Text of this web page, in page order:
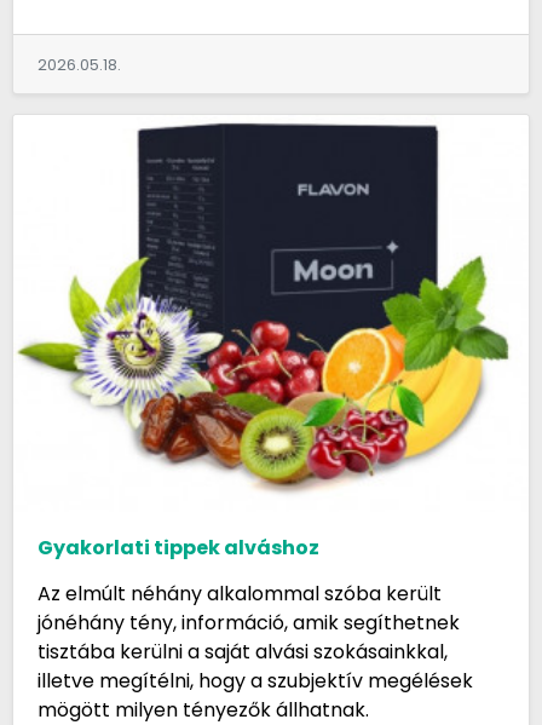
2026.05.18.
Gyakorlati tippek alváshoz
Az elmúlt néhány alkalommal szóba került
jónéhány tény, információ, amik segíthetnek
tisztába kerülni a saját alvási szokásainkkal,
illetve megítélni, hogy a szubjektív megélések
mögött milyen tényezők állhatnak.